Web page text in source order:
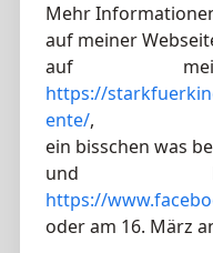
Mehr
auf meiner
auf
https://
ente/,
ein bisschen was
und
https://
oder am 16. März